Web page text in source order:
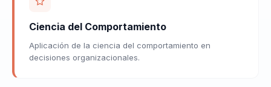
Ciencia del Comportamiento
Aplicación de la ciencia del comportamiento en
decisiones organizacionales.